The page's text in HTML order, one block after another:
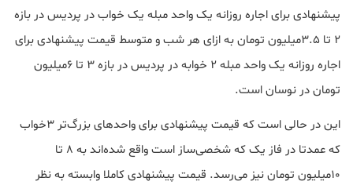
پیشنهادی برای اجاره روزانه یک واحد مبله یک خواب در پردیس در بازه
۲ تا ۳.۵‌میلیون تومان به ازای هر شب و متوسط قیمت پیشنهادی برای
اجاره روزانه یک واحد مبله ۲ خوابه در پردیس در بازه ۳ تا ۶‌میلیون
تومان در نوسان است.
این در حالی است که قیمت پیشنهادی برای واحدهای بزرگ‌تر ۳خواب
که عمدتا در فاز یک که شخصی‌ساز است واقع شده‌اند به ۸ تا
۱۰‌میلیون تومان نیز می‌رسد. قیمت پیشنهادی کاملا وابسته به نظر